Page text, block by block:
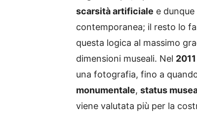
scarsità artificiale e
contemporanea; il resto lo
questa logica al massimo
dimensioni museali. Nel 2011
una fotografia, fino a
monumentale, status
viene valutata più per la